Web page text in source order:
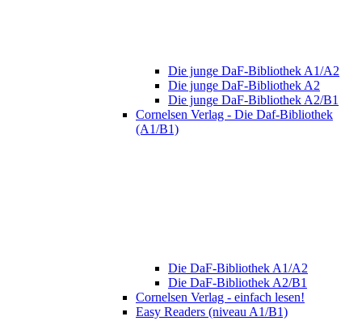
Die junge DaF-Bibliothek A1/A2
Die junge DaF-Bibliothek A2
Die junge DaF-Bibliothek A2/B1
Cornelsen Verlag - Die Daf-Bibliothek
(A1/B1)
Die DaF-Bibliothek A1/A2
Die DaF-Bibliothek A2/B1
Cornelsen Verlag - einfach lesen!
Easy Readers (niveau A1/B1)